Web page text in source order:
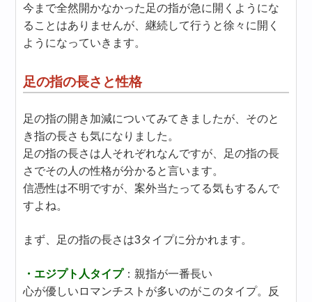
今まで全然開かなかった足の指が急に開くようにな
ることはありませんが、継続して行うと徐々に開く
ようになっていきます。
足の指の長さと性格
足の指の開き加減についてみてきましたが、そのと
き指の長さも気になりました。
足の指の長さは人それぞれなんですが、足の指の長
さでその人の性格が分かると言います。
信憑性は不明ですが、案外当たってる気もするんで
すよね。
まず、足の指の長さは3タイプに分かれます。
・エジプト人タイプ：親指が一番長い
心が優しいロマンチストが多いのがこのタイプ。反